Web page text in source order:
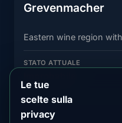
Grevenmacher
Eastern wine region
STATO ATTUALE
Le tue
scelte sulla
privacy